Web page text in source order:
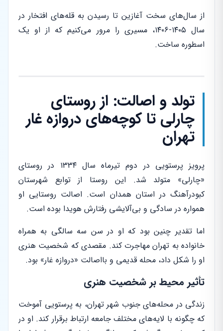
از سال‌های سخت آغازین تا رسیدن به قله‌های افتخار در
سال ۱۴۰۵-۱۴۰۶، مسیری را مرور می‌کنیم که از او یک
اسطوره ساخت.
تولد و اصالت: از روستای
چارلی تا کوچه‌های دروازه غار
تهران
پرویز پرستویی در دوم تیرماه سال ۱۳۳۴ در روستای
«چارلی» متولد شد. این روستا از توابع شهرستان
کبودرآهنگ در استان همدان است. اصالت روستایی او
همواره در سادگی و بی‌آلایشی رفتارش هویدا بوده است.
اما تقدیر چنین بود که او در سن سه سالگی به همراه
خانواده به تهران مهاجرت کند. مقصدی که شخصیت هنری
او را شکل داد، محله قدیمی و بااصالت «دروازه غار» بود.
تأثیر محیط بر شخصیت هنری
زندگی در محله‌های جنوب شهر تهران، به پرستویی آموخت
که چگونه با لایه‌های مختلف جامعه ارتباط برقرار کند. او در